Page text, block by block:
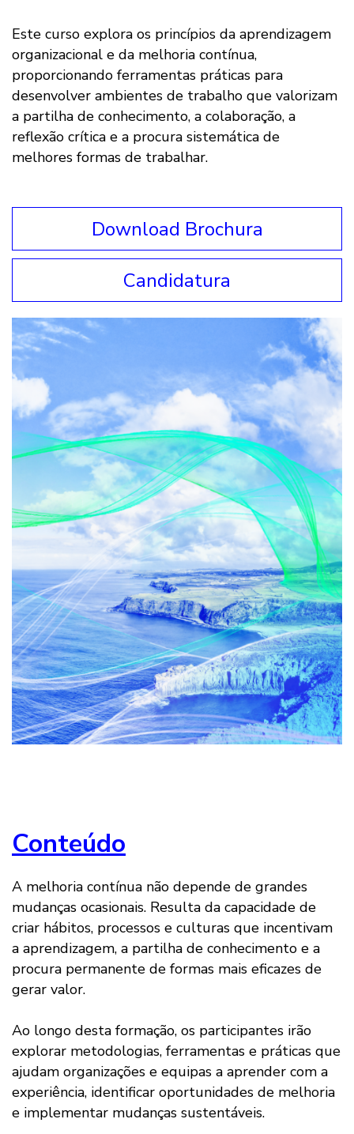
Este curso explora os princípios da aprendizagem
organizacional e da melhoria contínua,
proporcionando ferramentas práticas para
desenvolver ambientes de trabalho que valorizam
a partilha de conhecimento, a colaboração, a
reflexão crítica e a procura sistemática de
melhores formas de trabalhar.
Download Brochura
Candidatura
Conteúdo
A melhoria contínua não depende de grandes
mudanças ocasionais. Resulta da capacidade de
criar hábitos, processos e culturas que incentivam
a aprendizagem, a partilha de conhecimento e a
procura permanente de formas mais eficazes de
gerar valor.
Ao longo desta formação, os participantes irão
explorar metodologias, ferramentas e práticas que
ajudam organizações e equipas a aprender com a
experiência, identificar oportunidades de melhoria
e implementar mudanças sustentáveis.